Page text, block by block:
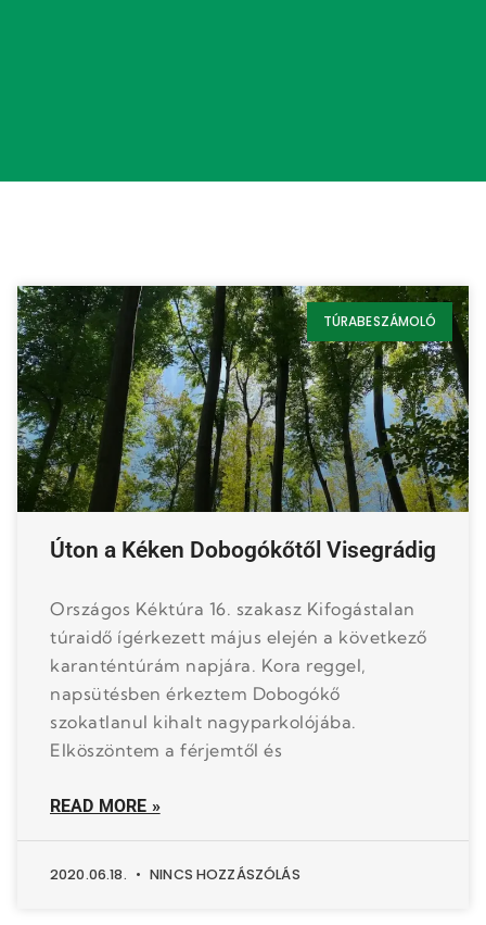
TÚRABESZÁMOLÓ
Úton a Kéken Dobogókőtől Visegrádig
Országos Kéktúra 16. szakasz Kifogástalan
túraidő ígérkezett május elején a következő
karanténtúrám napjára. Kora reggel,
napsütésben érkeztem Dobogókő
szokatlanul kihalt nagyparkolójába.
Elköszöntem a férjemtől és
READ MORE »
2020.06.18. NINCS HOZZÁSZÓLÁS